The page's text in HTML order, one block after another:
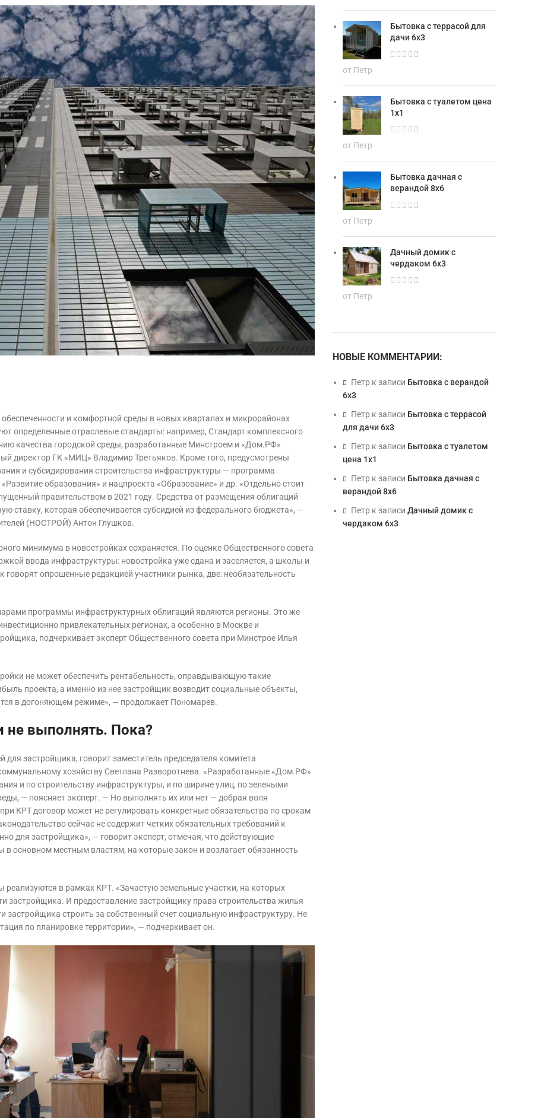
и комфортной среды в новых кварталах и микрорайонах
определенные отраслевые стандарты: например, Стандарт комплексного
качества городской среды, разработанные Минстроем и «Дом.РФ»
директор ГК «МИЦ» Владимир Третьяков. Кроме того, предусмотрены
и субсидирования строительства инфраструктуры — программа
образования» и нацпроекта «Образование» и др. «Отдельно стоит
правительством в 2021 году. Средства от размещения облигаций
ставку, которая обеспечивается субсидией из федерального бюджета», —
(НОСТРОЙ) Антон Глушков.
минимума в новостройках сохраняется. По оценке Общественного совета
ввода инфраструктуры: новостройка уже сдана и заселяется, а школы и
опрошенные редакцией участники рынка, две: необязательность
программы инфраструктурных облигаций являются регионы. Это же
привлекательных регионах, а особенно в Москве и
подчеркивает эксперт Общественного совета при Минстрое Илья
не может обеспечить рентабельность, оправдывающую такие
проекта, а именно из нее застройщик возводит социальные объекты,
в догоняющем режиме», — продолжает Пономарев.
не выполнять. Пока?
застройщика, говорит заместитель председателя комитета
хозяйству Светлана Разворотнева. «Разработанные «Дом.РФ»
и по строительству инфраструктуры, и по ширине улиц, по зелеными
— поясняет эксперт. — Но выполнять их или нет — добрая воля
КРТ договор может не регулировать конкретные обязательства по срокам
сейчас не содержит четких обязательных требований к
для застройщика», — говорит эксперт, отмечая, что действующие
основном местным властям, на которые закон и возлагает обязанность
реализуются в рамках КРТ. «Зачастую земельные участки, на которых
застройщика. И предоставление застройщику права строительства жилья
застройщика строить за собственный счет социальную инфраструктуру. Не
по планировке территории», — подчеркивает он.
Бытовка с террасой для
дачи 6х3
от Петр
Бытовка с туалетом цена
1х1
от Петр
Бытовка дачная с
верандой 8х6
от Петр
Дачный домик с
чердаком 6х3
от Петр
НОВЫЕ КОММЕНТАРИИ:
Петр к записи Бытовка с верандой
6х3
Петр к записи Бытовка с террасой
для дачи 6х3
Петр к записи Бытовка с туалетом
цена 1х1
Петр к записи Бытовка дачная с
верандой 8х6
Петр к записи Дачный домик с
чердаком 6х3